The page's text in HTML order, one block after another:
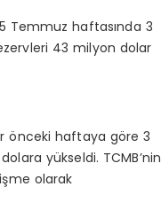
Temmuz haftasında 3
43 milyon dolar
önceki haftaya göre 3
yükseldi. TCMB’nin
olarak